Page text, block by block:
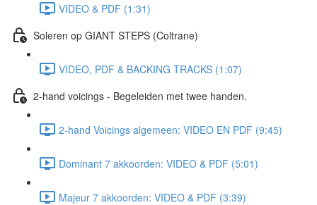
VIDEO & PDF (1:31)
Soleren op GIANT STEPS (Coltrane)
VIDEO, PDF & BACKING TRACKS (1:07)
2-hand voicings - Begeleiden met twee handen.
2-hand Voicings algemeen: VIDEO EN PDF (9:45)
Dominant 7 akkoorden: VIDEO & PDF (5:01)
Majeur 7 akkoorden: VIDEO & PDF (3:39)